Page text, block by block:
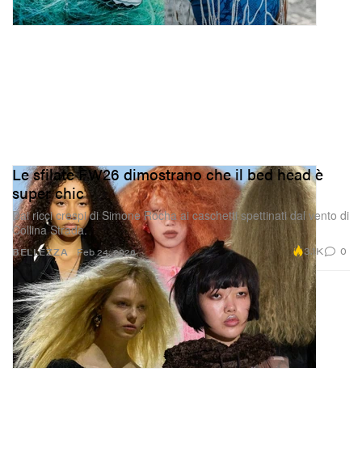
BELLEZZA
Le sfilate FW26 dimostrano che il bed head è
super chic
Dai ricci crespi di Simone Rocha ai caschetti spettinati dal vento di
Collina Strada.
Feb 24, 2026 3.1K 0